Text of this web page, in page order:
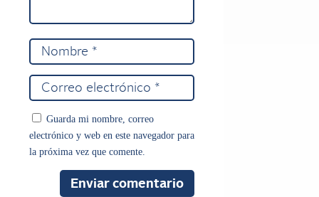
Guarda mi nombre, correo
electrónico y web en este navegador para
la próxima vez que comente.